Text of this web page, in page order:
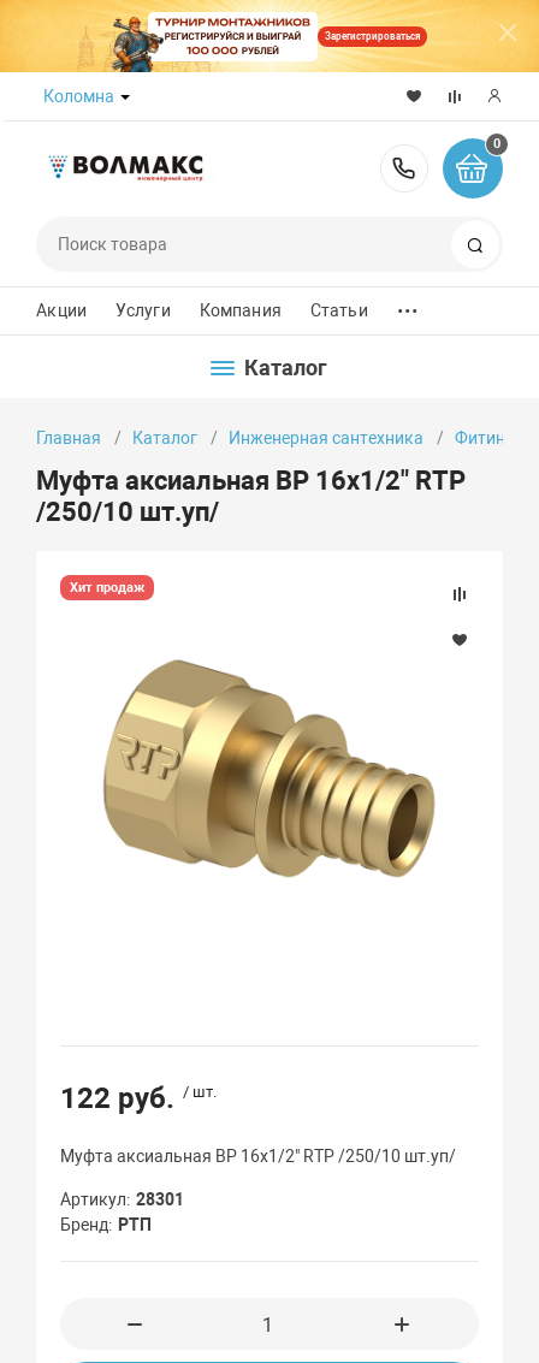
Зарегистрироваться
Коломна
8 (800)
0
Акции Услуги Компания Статьи ...
Каталог
Главная Каталог Инженерная сантехника Фитинги
Муфта аксиальная ВР 16х1/2" RTP
/250/10 шт.уп/
Хит продаж
122 руб. / шт.
Муфта аксиальная ВР 16х1/2" RTP /250/10 шт.уп/
Артикул 28301
Бренд
РТП